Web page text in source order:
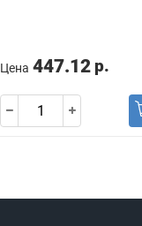
Цена 447.12 р.